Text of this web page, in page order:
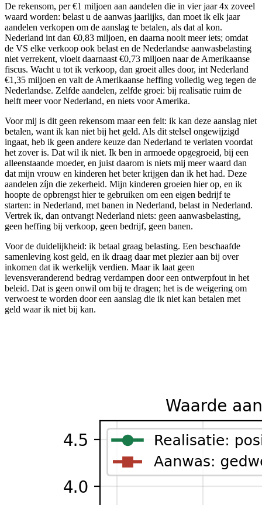
De rekensom, per €1 miljoen aan aandelen die in vier jaar 4x zoveel
waard worden: belast u de aanwas jaarlijks, dan moet ik elk jaar
aandelen verkopen om de aanslag te betalen, als dat al kon.
Nederland int dan €0,83 miljoen, en daarna nooit meer iets; omdat
de VS elke verkoop ook belast en de Nederlandse aanwasbelasting
niet verrekent, vloeit daarnaast €0,73 miljoen naar de Amerikaanse
fiscus. Wacht u tot ik verkoop, dan groeit alles door, int Nederland
€1,35 miljoen en valt de Amerikaanse heffing volledig weg tegen de
Nederlandse. Zelfde aandelen, zelfde groei: bij realisatie ruim de
helft meer voor Nederland, en niets voor Amerika.
Voor mij is dit geen rekensom maar een feit: ik kan deze aanslag niet
betalen, want ik kan niet bij het geld. Als dit stelsel ongewijzigd
ingaat, heb ik geen andere keuze dan Nederland te verlaten voordat
het zover is. Dat wil ik niet. Ik ben in armoede opgegroeid, bij een
alleenstaande moeder, en juist daarom is niets mij meer waard dan
dat mijn vrouw en kinderen het beter krijgen dan ik het had. Deze
aandelen zíjn die zekerheid. Mijn kinderen groeien hier op, en ik
hoopte de opbrengst hier te gebruiken om een eigen bedrijf te
starten: in Nederland, met banen in Nederland, belast in Nederland.
Vertrek ik, dan ontvangt Nederland niets: geen aanwasbelasting,
geen heffing bij verkoop, geen bedrijf, geen banen.
Voor de duidelijkheid: ik betaal graag belasting. Een beschaafde
samenleving kost geld, en ik draag daar met plezier aan bij over
inkomen dat ik werkelijk verdien. Maar ik laat geen
levensveranderend bedrag verdampen door een ontwerpfout in het
beleid. Dat is geen onwil om bij te dragen; het is de weigering om
verwoest te worden door een aanslag die ik niet kan betalen met
geld waar ik niet bij kan.